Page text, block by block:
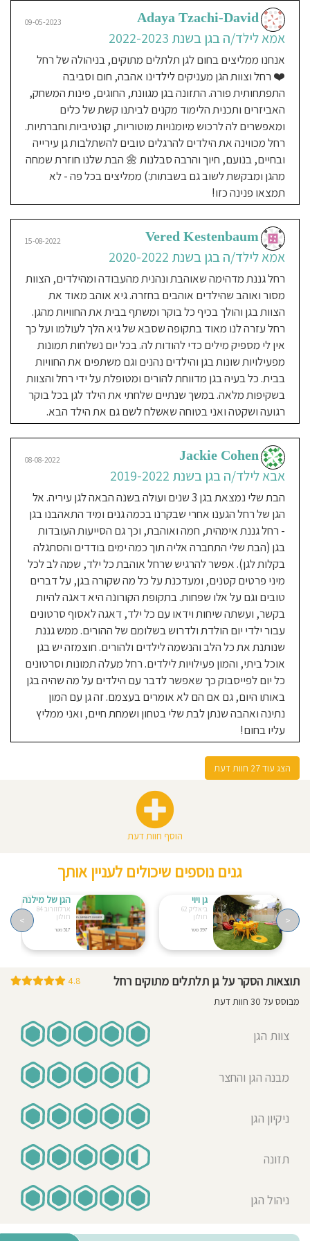
09-05-2023 Adaya Tzachi-David
אמא לילד/ה בגן בשנת 2022-2023
אנחנו ממליצים בחום לגן תלתלים מתוקים, בניהולה של רחל
❤️ רחל וצוות הגן מעניקים לילדינו אהבה, חום וסביבה
התפתחותית פורה. התזונה בגן מגוונת, החוגים, פינות המשחק,
האביזרים ותכנית הלימוד מקנים לביתנו קשת של כלים
ומאפשרים לה לרכוש מיומנויות מוטוריות, קונטיביות וחברתיות.
רחל מכווינה את הילדים להרגלים טובים להשתלבות גן עירייה
ובחיים, בנועם, חיוך והרבה סבלנות 🌼 הבת שלנו חוזרת שמחה
מהגן ומבקשת לשוב גם בשבתות:) ממליצים בכל פה - לא
תמצאו פנינה כזו!
15-08-2022 Vered Kestenbaum
אמא לילד/ה בגן בשנת 2020-2022
רחל גננת מדהימה שאוהבת ונהנית מהעבודה ומהילדים, הצוות
מסור ואוהב שהילדים אוהבים בחזרה. גיא אוהב מאוד את
הצוות בגן והולך בכיף כל בוקר ומשתף בבית את החוויות מהגן.
רחל עזרה לנו מאוד בתקופה שסבא של גיא הלך לעולמו ועל כך
אין לי מספיק מילים כדי להודות לה. בכל יום נשלחות תמונות
מפעילויות שונות בגן והילדים נהנים וגם משתפים את החוויות
בבית. כל בעיה בגן מדווחת להורים ומטופלת על ידי רחל והצוות
בשקיפות מלאה. במשך שנתיים שלחתי את הילד לגן בכל בוקר
רגועה ושקטה ואני בטוחה שאשלח לשם גם את הילד הבא.
08-08-2022 Jackie Cohen
אבא לילד/ה בגן בשנת 2019-2022
הבת שלי נמצאת בגן 3 שנים ועולה בשנה הבאה לגן עיריה. אל
הגן של רחל הגענו אחרי שבקרנו בכמה גנים ומיד התאהבנו בגן
- רחל גננת אימהית, חמה ואוהבת, וכך גם הסייעות העובדות
בגן (הבת שלי התחברה אליה תוך כמה ימים בודדים והסתגלה
בקלות לגן). אפשר להרגיש שרחל אוהבת כל ילד, שמה לב לכל
מיני פרטים קטנים, ומעדכנת על כל מה שקורה בגן, על דברים
טובים וגם על אלו שפחות. בתקופת הקורונה היא דאגה להיות
בקשר, ועשתה שיחות וידאו עם כל ילד, דאגה לאסוף סרטונים
עבור ילדי יום הולדת ולדרוש בשלומם של ההורים. ממש גננת
שנותנת את כל הלב והנשמה לילדים ולהורים. חוצמזה יש בגן
אוכל ביתי, והמון פעילויות לילדים. רחל מעלה תמונות וסרטונים
כל יום לפייסבוק כך שאפשר לדבר עם הילדים על מה שהיה בגן
באותו היום, גם אם הם לא אומרים בעצמם. זה גן עם המון
נתינה ואהבה שנתן לבת שלי בטחון ושמחת חיים, ואני ממליץ
עליו בחום!
הצג עוד 27 חוות דעת
אז שמי אילנה ואני אמא לשלושה
ילדים, ( 5,4 וכמעט שנה) את רומי
הקטנה הכנסתי בדצמבר האחרון
כשהייתה בת 3,5 חודשים . גילוי נאות
הבת שלי הייתה רשומה בהתחלה לגן
אחר שלא אזכיר את שמו שקצת הזניח
אותה ומשהו לא הרגיש לי נכון כבר ביום
הראשון שהכנסתי אותה . למרות
שהכרתי את הגן ההוא מהגדול משהו לא
הרגיש לי נכון ולאחר שקיבלתי אותה
יומיים ברצף עם קקי גב ושריפה בטוסיק
הבנתי שאני צריכה לחפש גן אחר ... את
הגן של רחל הכרתי דרך השכנה האלופה
שלי שעד היום אני מודה לה על זה שהיא
הכירה לי את הגן . באותו רגע
שלה שהגעתי לגן הנכוון!! כששאלתי את
רחל מתי נוח לה שאבוא לראות את הגן,
היא ישר אמרה לי לבוא מתי שנוח לי חוץ
מבין השעות של השנ״צ של הילדים ..
ואכן ככה באתי בלי התראה בלי כלום
ואז התאהבתי ❤️❤️ כל יום רחל מקבלת
את רומי שלי ואת כל הילדים בחיוך
וחיבוק, ובסוף היום אני מקבלת פירוט
שלא מבייש איש שב״כ על כמה רומי
אכלה, מה אכלה, באיזה שעה ומתי
ישנה (בילדים הגדולים בחיים לא
קיבלתי פירוט כזה). ואצל הגדולים זה
אותו דבר רחל מדווחת על הכל לפעמים
אני אפילו אומרת לה שהיא לא חייבת
🤣🤪 בנוסף לכל החוגים שיש בגן שרומי
למרות גילה הקטן השתתפה בהם אני
חייבת לציין כי רחל ויפית (הסייעת) עזרו
לרומי להיות על הבטן ואפילו פינקו
אותה במסאגים יום ביומו עד
שהכתפיים שלה ישתחררו והבטטה
התחילה להתהפך ולזחול ... יודעת גם
מקרוב שילד אחר שהינו בגיל של רומי
ולא הסכים לאכול, רחל האכילה אותו
במזרק והתלהבה ממש ברגע שהתחיל
לאכול קצת מרק ... כל פעם שרומי שלי
או ילד אחר עושה משהו חדש רחל
והצוות שלה מתלהבות יותר ממני כי
תישאר שם עד שתעלה לגן העיריה !
Ruchama
אמא לילד/ה בגן בשנת 2020-
כסבתא לילד בגן אני ממליצה על הגן
סבלנית ותומכת. עזרה לנכדי ולבתי
הילדים תמיד נקיים ומסודרים ורואים
את השמחה עליהם בתמונות
והסרטונים. כשיש מקרים שבהם ילד בגן
מרביץ לאחרים (דבר שקורה בכל גן
את ההורים ועוזרת להם לטפל בבעיה.
ממליצה על הגן בכל ליבי.
2022
Lital Beno
אמא לילד/ה בגן בשנת 2022
גן מקסים עם אוירה ביתית ומשפחתית!
רחל הגננת ויפית הסייעות מדהימות,
הוסף חוות דעת
גנים נוספים שיכולים לעניין אותך
גן ויוי
ביאליק 62
חולון
397 מטר
הגן של מילנה
ארלוזורוב 84
חולון
517 מטר
> <
תוצאות הסקר על גן תלתלים מתוקים רחל
מבוסס על 30 חוות דעת
4.8
צוות הגן
מבנה הגן והחצר
ניקיון הגן
תזונה
ניהול הגן